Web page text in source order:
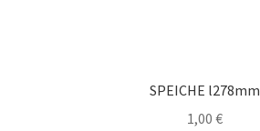
SPEICHE l278mm
1,00 €